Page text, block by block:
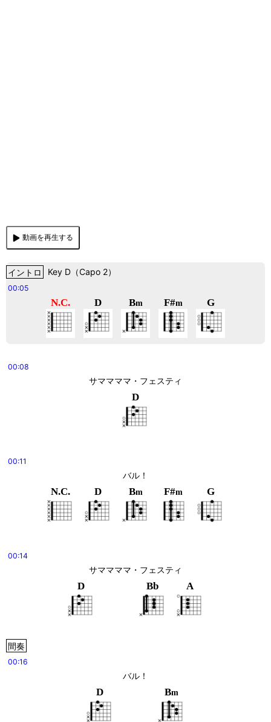
動画を再生する
イントロ Key D（Capo 2）
00:05
N.C. D Bm F#m G
00:08
サママママ・フェスティ
D
00:11
バル！
N.C. D Bm F#m G
00:14
サママママ・フェスティ
D Bb A
間奏
00:16
バル！
D Bm